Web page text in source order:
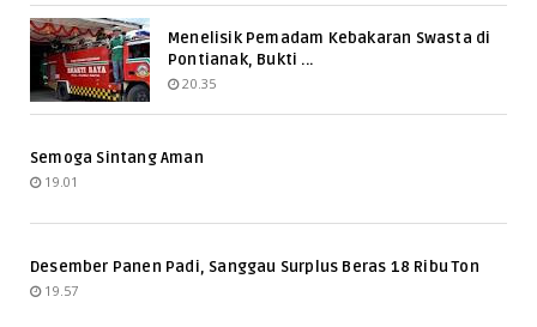
Menelisik Pemadam Kebakaran Swasta di
Pontianak, Bukti ...
20.35
Semoga Sintang Aman
19.01
Desember Panen Padi, Sanggau Surplus Beras 18 Ribu Ton
19.57